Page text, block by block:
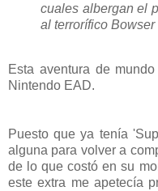
cuales albergan el
al terrorífico Bowser
Esta aventura de
Nintendo EAD.
Puesto que ya tenía
alguna para volver a
de lo que costó en su
este extra me apetecía